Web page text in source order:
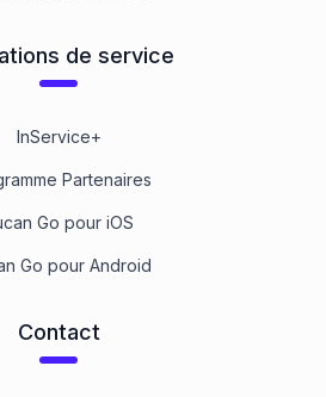
de service
InService+
Partenaires
Go pour iOS
Go pour Android
Contact